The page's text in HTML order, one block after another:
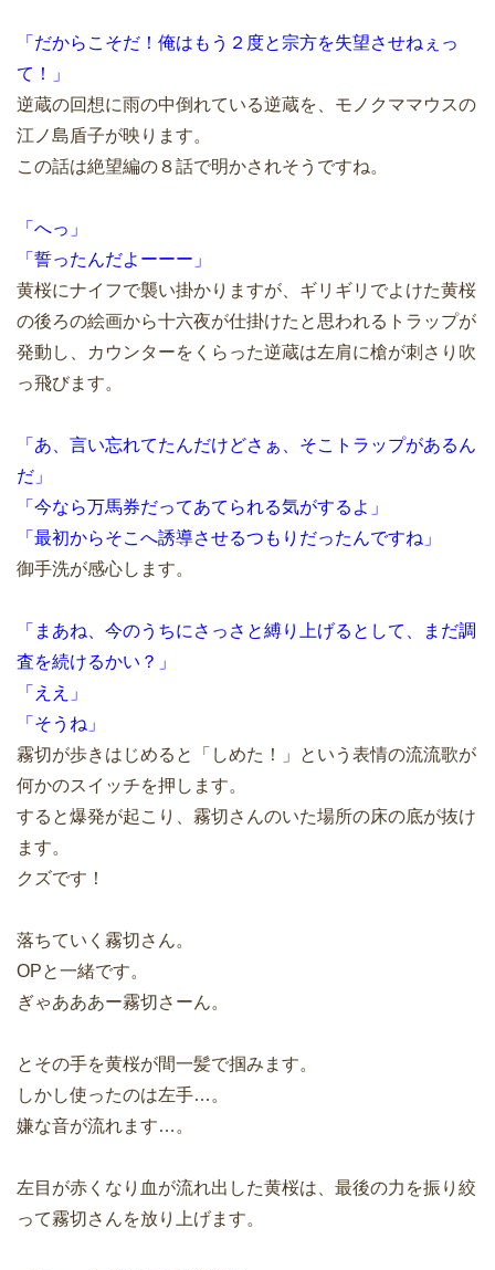
「だからこそだ！俺はもう２度と宗方を失望させねぇっ
て！」
逆蔵の回想に雨の中倒れている逆蔵を、モノクママウスの
江ノ島盾子が映ります。
この話は絶望編の８話で明かされそうですね。
「へっ」
「誓ったんだよーーー」
黄桜にナイフで襲い掛かりますが、ギリギリでよけた黄桜
の後ろの絵画から十六夜が仕掛けたと思われるトラップが
発動し、カウンターをくらった逆蔵は左肩に槍が刺さり吹
っ飛びます。
「あ、言い忘れてたんだけどさぁ、そこトラップがあるん
だ」
「今なら万馬券だってあてられる気がするよ」
「最初からそこへ誘導させるつもりだったんですね」
御手洗が感心します。
「まあね、今のうちにさっさと縛り上げるとして、まだ調
査を続けるかい？」
「ええ」
「そうね」
霧切が歩きはじめると「しめた！」という表情の流流歌が
何かのスイッチを押します。
すると爆発が起こり、霧切さんのいた場所の床の底が抜け
ます。
クズです！
落ちていく霧切さん。
OPと一緒です。
ぎゃあああー霧切さーん。
とその手を黄桜が間一髪で掴みます。
しかし使ったのは左手…。
嫌な音が流れます…。
左目が赤くなり血が流れ出した黄桜は、最後の力を振り絞
って霧切さんを放り上げます。